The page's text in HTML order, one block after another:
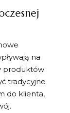
na
produktów
tradycyjne
do klienta,